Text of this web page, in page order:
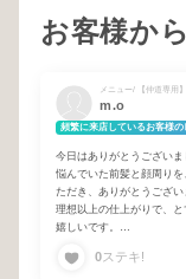
お客様か
m.o
頻繁に来店しているお客様の
今日はありがとうございま
悩んでいた前髪と顔周り
ただき、ありがとうござい
理想以上の仕上がりで、
嬉しいです。
くお願いします🙇‍♀️
0ステキ!